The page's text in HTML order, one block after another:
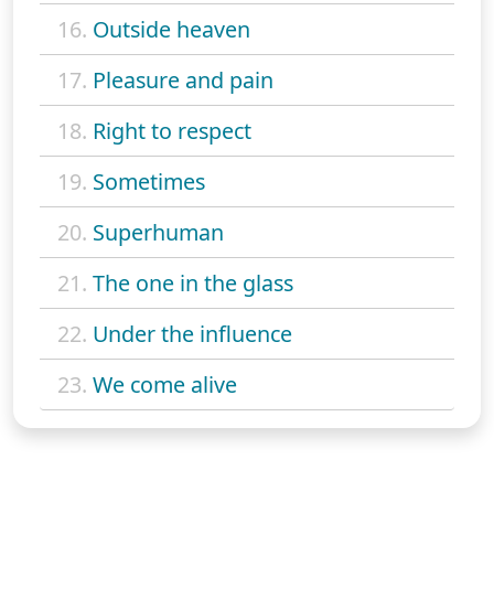
16. Outside heaven
17. Pleasure and pain
18. Right to respect
19. Sometimes
20. Superhuman
21. The one in the glass
22. Under the influence
23. We come alive